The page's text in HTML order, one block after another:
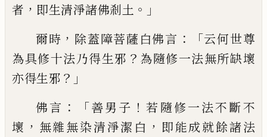
者 ， 即生清淨諸佛剎土 。」
爾時 ， 除蓋障菩薩白佛言 ：「云何世尊
為具修十法乃得生邪 ？ 為隨修一法無所缺壞
亦得生邪 ？」
佛言 ：「善男子 ！若隨修一法不斷不
壞 ， 無雜無染清淨潔白 ， 即能成就餘諸法